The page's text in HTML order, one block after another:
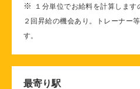
※
１分単位でお給料を計算しま
２回昇給の機会あり。トレーナー
す。
最寄り駅